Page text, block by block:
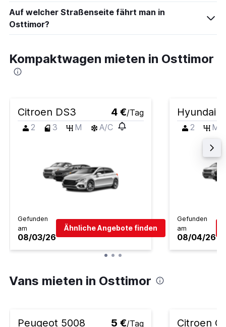
Auf welcher Straßenseite fährt man in
Osttimor?
Kompaktwagen mieten in Osttimor
Citroen DS3 4 €/Tag
2
3 M A/C
Gefunden
am
08/03/26
Ähnliche Angebote finden
Hyundai
2 M
Gefunden
am
08/04/26
Vans mieten in Osttimor
Peugeot 5008 5 €/Tag
Citroen